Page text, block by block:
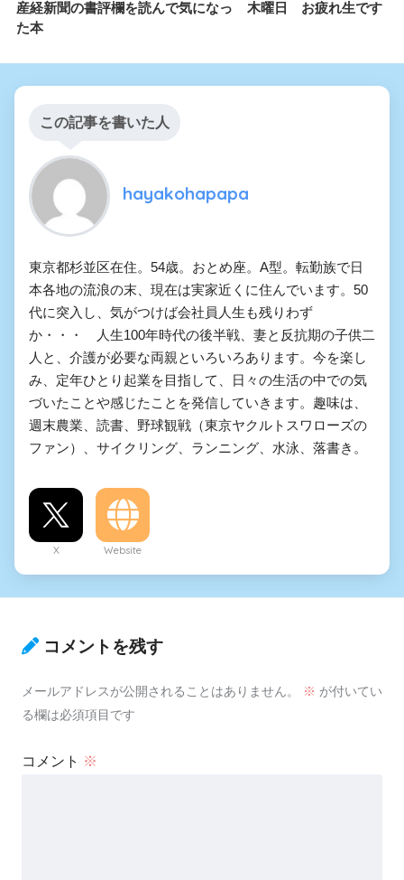
産経新聞の書評欄を読んで気になっ
た本
木曜日 お疲れ生です
この記事を書いた人
hayakohapapa
東京都杉並区在住。54歳。おとめ座。A型。転勤族で日
本各地の流浪の末、現在は実家近くに住んでいます。50
代に突入し、気がつけば会社員人生も残りわず
か・・・ 人生100年時代の後半戦、妻と反抗期の子供二
人と、介護が必要な両親といろいろあります。今を楽し
み、定年ひとり起業を目指して、日々の生活の中での気
づいたことや感じたことを発信していきます。趣味は、
週末農業、読書、野球観戦（東京ヤクルトスワローズの
ファン）、サイクリング、ランニング、水泳、落書き。
X Website
コメントを残す
メールアドレスが公開されることはありません。 ※ が付いてい
る欄は必須項目です
コメント ※